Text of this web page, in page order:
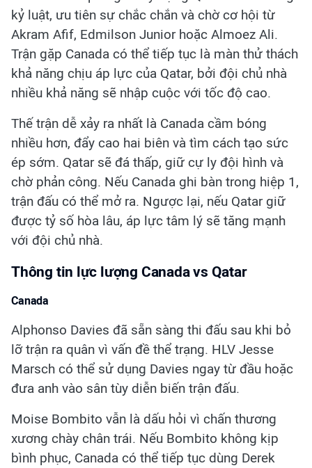
kỷ luật, ưu tiên sự chắc chắn và chờ cơ hội từ
Akram Afif, Edmilson Junior hoặc Almoez Ali.
Trận gặp Canada có thể tiếp tục là màn thử thách
khả năng chịu áp lực của Qatar, bởi đội chủ nhà
nhiều khả năng sẽ nhập cuộc với tốc độ cao.
Thế trận dễ xảy ra nhất là Canada cầm bóng
nhiều hơn, đẩy cao hai biên và tìm cách tạo sức
ép sớm. Qatar sẽ đá thấp, giữ cự ly đội hình và
chờ phản công. Nếu Canada ghi bàn trong hiệp 1,
trận đấu có thể mở ra. Ngược lại, nếu Qatar giữ
được tỷ số hòa lâu, áp lực tâm lý sẽ tăng mạnh
với đội chủ nhà.
Thông tin lực lượng Canada vs Qatar
Canada
Alphonso Davies đã sẵn sàng thi đấu sau khi bỏ
lỡ trận ra quân vì vấn đề thể trạng. HLV Jesse
Marsch có thể sử dụng Davies ngay từ đầu hoặc
đưa anh vào sân tùy diễn biến trận đấu.
Moise Bombito vẫn là dấu hỏi vì chấn thương
xương chày chân trái. Nếu Bombito không kịp
bình phục, Canada có thể tiếp tục dùng Derek